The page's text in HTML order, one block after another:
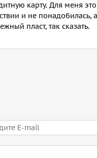
карту. Для меня это
и не понадобилась, а
пласт, так сказать.